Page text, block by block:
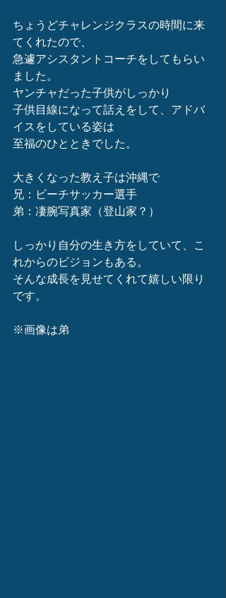
ちょうどチャレンジクラスの時間に来
てくれたので、
急遽アシスタントコーチをしてもらい
ました。
ヤンチャだった子供がしっかり
子供目線になって話えをして、アドバ
イスをしている姿は
至福のひとときでした。
大きくなった教え子は沖縄で
兄：ビーチサッカー選手
弟：凄腕写真家（登山家？）
しっかり自分の生き方をしていて、こ
れからのビジョンもある。
そんな成長を見せてくれて嬉しい限り
です。
※画像は弟